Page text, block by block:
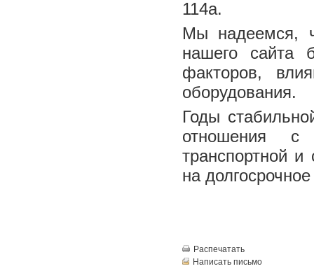
114a.
Мы надеемся,
нашего сайта
факторов,
оборудования.
Годы
отношения с
транспортной и
на
Распечатать
Написать письмо